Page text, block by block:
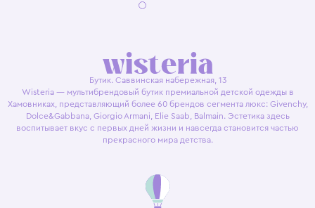
Бутик. Саввинская набережная, 13
Wisteria — мультибрендовый бутик премиальной детской одежды в
Хамовниках, представляющий более 60 брендов сегмента люкс: Givenchy,
Dolce&Gabbana, Giorgio Armani, Elie Saab, Balmain. Эстетика здесь
воспитывает вкус с первых дней жизни и навсегда становится частью
прекрасного мира детства.